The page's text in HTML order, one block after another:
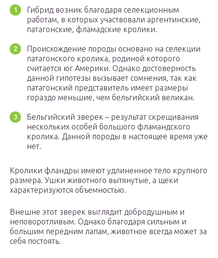
Гибрид возник благодаря селекционным
работам, в которых участвовали аргентинские,
патагонские, фламадские кролики.
Происхождение породы основано на селекции
патагонского кролика, родиной которого
считается юг Америки. Однако достоверность
данной гипотезы вызывает сомнения, так как
патагонский представитель имеет размеры
гораздо меньшие, чем бельгийский великан.
Бельгийский зверек – результат скрещивания
нескольких особей большого фламандского
кролика. Данной породы в настоящее время уже
нет.
Кролики фландры имеют удлиненное тело крупного
размера. Ушки животного вытянутые, а щеки
характеризуются объемностью.
Внешне этот зверек выглядит добродушным и
неповоротливым. Однако благодаря сильным и
большим передним лапам, животное всегда может за
себя постоять.